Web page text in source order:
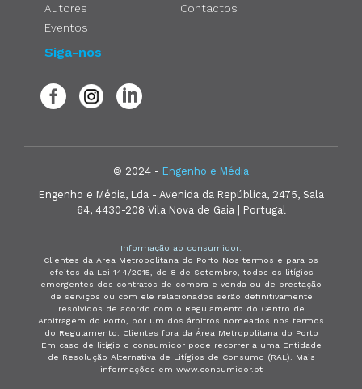
Autores
Eventos
Contactos
Siga-nos
© 2024 - Engenho e Média
Engenho e Média, Lda - Avenida da República, 2475, Sala
64, 4430-208 Vila Nova de Gaia | Portugal
Informação ao consumidor:
Clientes da Área Metropolitana do Porto Nos termos e para os
efeitos da Lei 144/2015, de 8 de Setembro, todos os litígios
emergentes dos contratos de compra e venda ou de prestação
de serviços ou com ele relacionados serão definitivamente
resolvidos de acordo com o Regulamento do Centro de
Arbitragem do Porto, por um dos árbitros nomeados nos termos
do Regulamento. Clientes fora da Área Metropolitana do Porto
Em caso de litígio o consumidor pode recorrer a uma Entidade
de Resolução Alternativa de Litígios de Consumo (RAL). Mais
informações em www.consumidor.pt